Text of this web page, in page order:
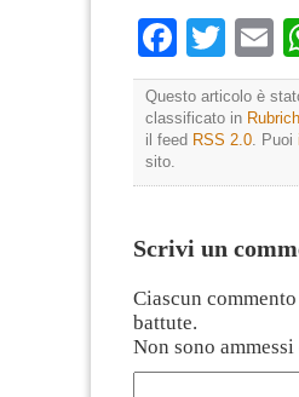
Questo articolo è
classificato in
il feed RSS 2.0. Puoi
sito.
Scrivi un
Ciascun
battute.
Non sono